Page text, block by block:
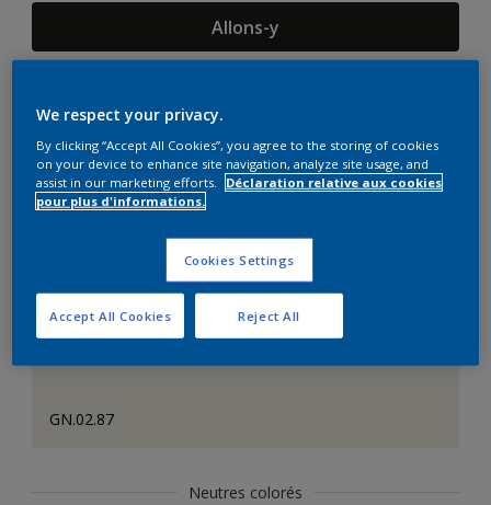
Allons-y
Suggestions d'Harmonies
GN.02.87
Neutres colorés
We respect your privacy.
By clicking “Accept All Cookies”, you agree to the storing of cookies
on your device to enhance site navigation, analyze site usage, and
assist in our marketing efforts.
Déclaration relative aux cookies
pour plus d'informations.
Cookies Settings
Reject All
Accept All Cookies